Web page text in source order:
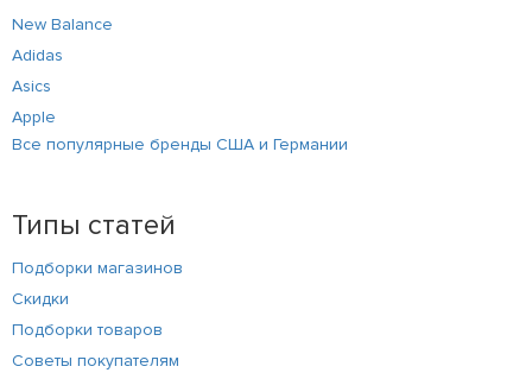
New Balance
Adidas
Asics
Apple
Все популярные бренды США и Германии
Типы статей
Подборки магазинов
Скидки
Подборки товаров
Советы покупателям